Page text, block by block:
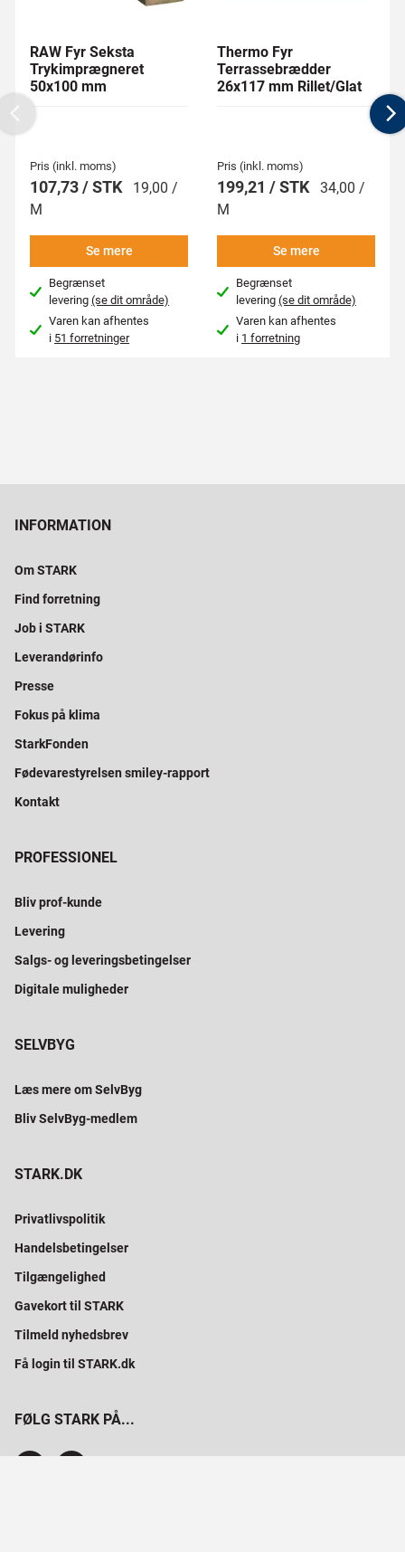
RAW Fyr Seksta
Trykimprægneret
50x100 mm
Pris (inkl. moms)
107,73 / STK
19,00 /
M
Se mere
Begrænset
levering(se dit område)
Varen kan afhentes
i 51 forretninger
Thermo Fyr
Terrassebrædder
26x117 mm Rillet/Glat
Pris (inkl. moms)
199,21 / STK 34,00 /
M
Se mere
Begrænset
levering(se dit område)
Varen kan afhentes
i 1 forretning
Previous
INFORMATION
Om STARK
Find forretning
Job i STARK
Leverandørinfo
Presse
Fokus på klima
StarkFonden
Fødevarestyrelsen smiley-rapport
Kontakt
PROFESSIONEL
Bliv prof-kunde
Levering
Salgs- og leveringsbetingelser
Digitale muligheder
SELVBYG
Læs mere om SelvByg
Bliv SelvByg-medlem
STARK.DK
Privatlivspolitik
Handelsbetingelser
Tilgængelighed
Gavekort til STARK
Tilmeld nyhedsbrev
Få login til STARK.dk
FØLG STARK PÅ...